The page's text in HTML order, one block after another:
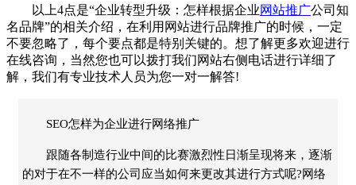
以上4点是“企业转型升级：怎样根据企业网站推广公司知
名品牌”的相关介绍，在利用网站进行品牌推广的时候，一定
不要忽略了，每个要点都是特别关键的。想了解更多欢迎进行
在线咨询，当然您也可以拨打我们网站右侧电话进行详细了
解，我们有专业技术人员为您一对一解答!
SEO怎样为企业进行网络推广
跟随各制造行业中间的比赛激烈性日渐呈现将来，逐渐
的对于在不一样的公司应当如何来更改其进行方式呢?网络